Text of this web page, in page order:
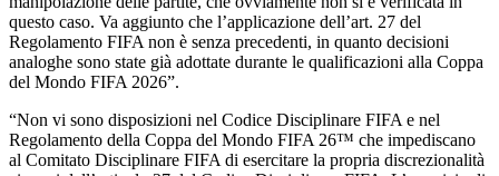
questo caso. Va aggiunto che l’applicazione dell’art. 27 del
Regolamento FIFA non è senza precedenti, in quanto decisioni
analoghe sono state già adottate durante le qualificazioni alla Coppa
del Mondo FIFA 2026”.
“Non vi sono disposizioni nel Codice Disciplinare FIFA e nel
Regolamento della Coppa del Mondo FIFA 26™ che impediscano
al Comitato Disciplinare FIFA di esercitare la propria discrezionalità